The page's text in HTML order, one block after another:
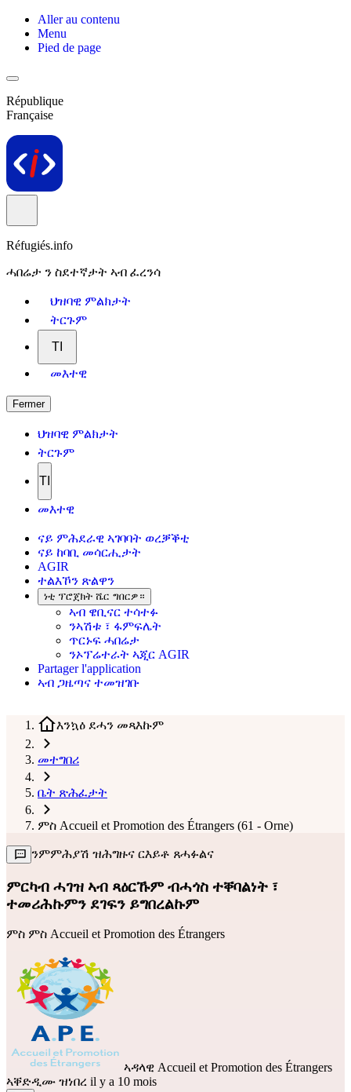
Aller au contenu
Menu
Pied de page
République
Française
Réfugiés.info
ሓበሬታ ን ስደተኛታት ኣብ ፈረንሳ
ህዝባዊ ምልክታት
ትርጉም
TI
መእተዊ
Fermer
ህዝባዊ ምልክታት
ትርጉም
TI
መእተዊ
ናይ ምሕደራዊ ኣገባባት ወረቓቕቲ
ናይ ከባቢ መሳርሒታት
AGIR
ተልእኾን ጽልዋን
ነቲ ፕሮጀክት ሼር ግበርዎ።
ኣብ ዌቢናር ተሳተፉ
ንኣሽቱ ፣ ፋምፍሌት
ጥርኑፍ ሓበሬታ
ንኦፕሬተራት ኣጂር AGIR
Partager l'application
ኣብ ጋዜጣና ተመዝገቡ
እንኳዕ ደሓን መጻእኩም
መተግበሪ
ቤት ጽሕፈታት
ምስ Accueil et Promotion des Étrangers (61 - Orne)
ንምምሕያሽ ዝሕግዙና ርእይቶ ጸሓፉልና
ምርካብ ሓገዝ ኣብ ጻዕርኹም ብሓጎስ ተቐባልነት ፣
ተመሪሕኩምን ደገፍን ይግበረልኩም
ምስ ምስ Accueil et Promotion des Étrangers
ኣዳላዊ Accueil et Promotion des Étrangers
ኣቐድዲሙ ዝነበረ il y a 10 mois